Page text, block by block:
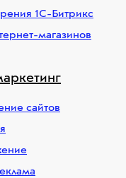
1С-Битрикс
магазинов
сайтов